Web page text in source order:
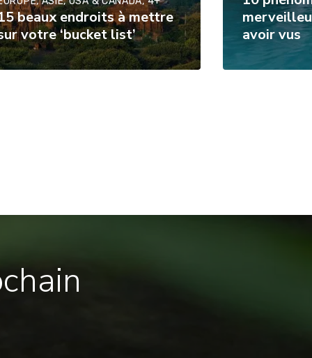
beaux endroits à mettre
votre ‘bucket list’
avoir vus